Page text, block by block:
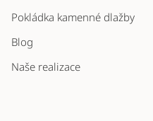
Pokládka kamenné dlažby
Blog
Naše realizace